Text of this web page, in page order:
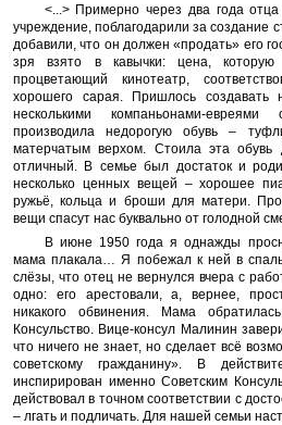
<...> Примерно через два года отца
учреждение, поблагодарили за создание
добавили, что он должен «продать» его
зря взято в кавычки: цена, которую
процветающий кинотеатр,
хорошего сарая. Пришлось
несколькими компаньонами-
производила недорогую обувь –
матерчатым верхом. Стоила эта
отличный. В семье был достаток и
несколько ценных вещей – хорошее
ружьё, кольца и броши для матери.
вещи спасут нас буквально от голодной
В июне 1950 года я однажды
мама плакала… Я побежал к ней в
слёзы, что отец не вернулся вчера с
одно: его арестовали, а, вернее,
никакого обвинения. Мама
Консульство. Вице-консул Малинин
что ничего не знает, но сделает всё
советскому гражданину». В
инспирирован именно Советским
действовал в точном соответствии с
– лгать и подличать. Для нашей семьи